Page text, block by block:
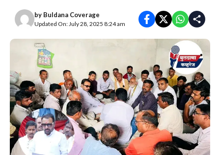
by Buldana Coverage
Updated On: July 28, 2025 8:24 am